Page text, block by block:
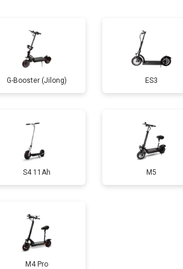
1100 ₽ Заказать
2500 ₽ Заказать
1800 ₽ Заказать
1000 ₽ Заказать
1550 ₽
1200 ₽
G-Booster (Jilong) ES3
S4 11Ah M5
M4 Pro